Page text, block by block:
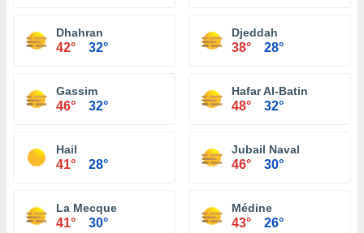
Dhahran
42° 32°
Djeddah
38° 28°
Gassim
46° 32°
Hafar Al-Batin
48° 32°
Hail
41° 28°
Jubail Naval
46° 30°
La Mecque
41° 30°
Médine
43° 26°